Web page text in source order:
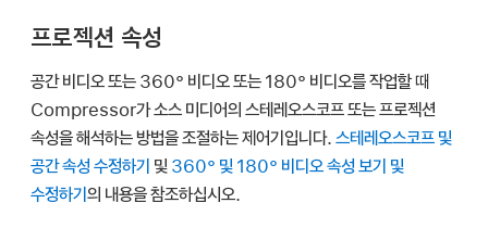
프로젝션 속성
공간 비디오 또는 360° 비디오 또는 180° 비디오를 작업할 때
Compressor가 소스 미디어의 스테레오스코프 또는 프로젝션
속성을 해석하는 방법을 조절하는 제어기입니다. 스테레오스코프 및
공간 속성 수정하기 및 360° 및 180° 비디오 속성 보기 및
수정하기 의 내용을 참조하십시오.